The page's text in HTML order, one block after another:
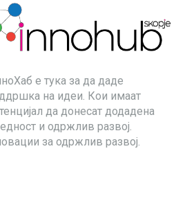
е тука за да даде
на идеи. Кои имаат
да донесат додадена
и одржлив развој.
за одржлив развој.